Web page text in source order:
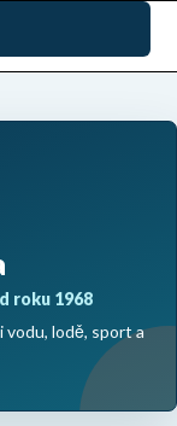
roku 1968
vodu, lodě, sport a